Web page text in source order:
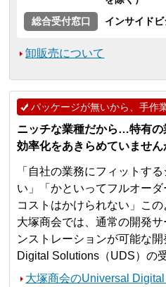
総合受付窓口
インサイド
卸販売について
パッケージが無いから、手作
ニッチな業種だから…特有
効率化をあきらめていません
「自社の業務にフィットす
い」「かといってフルオー
コストはかけられない」この
大塚商会では、通常の開発
ンストレーションが可能な
Digital Solutions（UDS）の
大塚商会のUniversal